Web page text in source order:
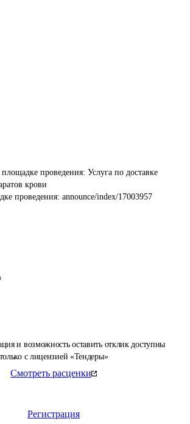
и возможность оставить отклик доступны
только с лицензией «Тендеры»
Смотреть расценки
Регистрация
проведения: Услуга по доставке
крови
проведения: announce/index/17003957